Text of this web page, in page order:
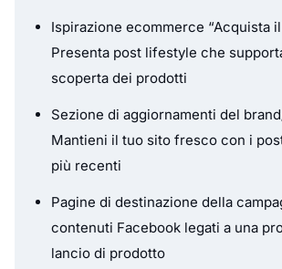
Ispirazione ecommerce “Acquista il
Presenta post lifestyle che
scoperta dei prodotti
Sezione di aggiornamenti del
Mantieni il tuo sito fresco con i
più recenti
Pagine di destinazione della
contenuti Facebook legati a una
lancio di prodotto